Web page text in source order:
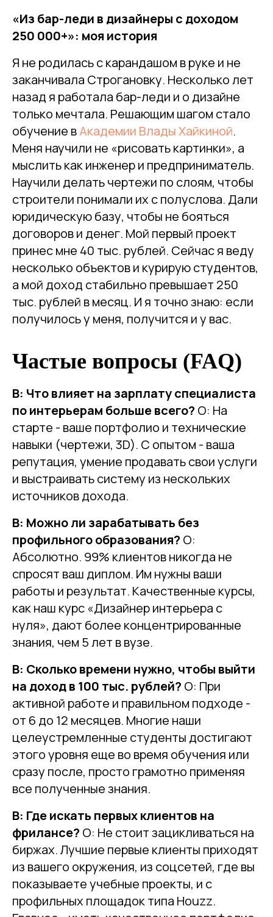
«Из бар-леди в дизайнеры с доходом
250 000+»: моя история
Я не родилась с карандашом в руке и не
заканчивала Строгановку. Несколько лет
назад я работала бар-леди и о дизайне
только мечтала. Решающим шагом стало
обучение вАкадемии Влады Хайкиной.
Меня научили не «рисовать картинки», а
мыслить как инженер и предприниматель.
Научили делать чертежи по слоям, чтобы
строители понимали их с полуслова. Дали
юридическую базу, чтобы не бояться
договоров и денег. Мой первый проект
принес мне 40 тыс. рублей. Сейчас я веду
несколько объектов и курирую студентов,
а мой доход стабильно превышает 250
тыс. рублей в месяц. И я точно знаю: если
получилось у меня, получится и у вас.
Частые вопросы (FAQ)
В: Что влияет на зарплату специалиста
по интерьерам больше всего? О: На
старте - ваше портфолио и технические
навыки (чертежи, 3D). С опытом - ваша
репутация, умение продавать свои услуги
и выстраивать систему из нескольких
источников дохода.
В: Можно ли зарабатывать без
профильного образования? О:
Абсолютно. 99% клиентов никогда не
спросят ваш диплом. Им нужны ваши
работы и результат. Качественные курсы,
как наш курс «Дизайнер интерьера с
нуля», дают более концентрированные
знания, чем 5 лет в вузе.
В: Сколько времени нужно, чтобы выйти
на доход в 100 тыс. рублей? О: При
активной работе и правильном подходе -
от 6 до 12 месяцев. Многие наши
целеустремленные студенты достигают
этого уровня еще во время обучения или
сразу после, просто грамотно применяя
все полученные знания.
В: Где искать первых клиентов на
фрилансе? О: Не стоит зацикливаться на
биржах. Лучшие первые клиенты приходят
из вашего окружения, из соцсетей, где вы
показываете учебные проекты, и с
профильных площадок типа Houzz.